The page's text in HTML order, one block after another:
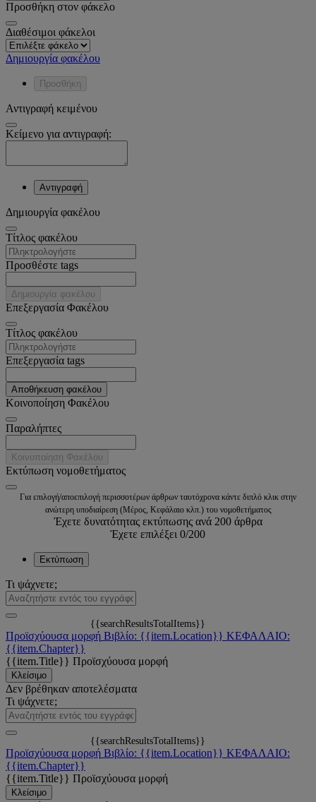
Προσθήκη στον φάκελο
Διαθέσιμοι φάκελοι
Δημιουργία φακέλου
Προσθήκη
Αντιγραφή κειμένου
Κείμενο για αντιγραφή:
Αντιγραφή
Δημιουργία φακέλου
Tίτλος φακέλου
Προσθέστε tags
Δημιουργία φακέλου
Επεξεργασία Φακέλου
Tίτλος φακέλου
Επεξεργασία tags
Αποθήκευση φακέλου
Κοινοποίηση Φακέλου
Παραλήπτες
Κοινοποίηση Φακέλου
Εκτύπωση νομοθετήματος
Για επιλογή/αποεπιλογή περισσοτέρων άρθρων ταυτόχρονα κάντε διπλό κλικ στην
ανώτερη υποδιαίρεση (Μέρος, Κεφάλαιο κλπ.) του νομοθετήματος
Έχετε δυνατότητας εκτύπωσης ανά 200 άρθρα
Έχετε επιλέξει 0/200
Εκτύπωση
Τι ψάχνετε;
{{searchResultsTotalItems}}
Προϊσχύουσα μορφή Βιβλίο: {{item.Location}} ΚΕΦΑΛΑΙΟ:
{{item.Chapter}}
{{item.Title}} Προϊσχύουσα μορφή
Κλείσιμο
Δεν βρέθηκαν αποτελέσματα
Τι ψάχνετε;
{{searchResultsTotalItems}}
Προϊσχύουσα μορφή Βιβλίο: {{item.Location}} ΚΕΦΑΛΑΙΟ:
{{item.Chapter}}
{{item.Title}} Προϊσχύουσα μορφή
Κλείσιμο